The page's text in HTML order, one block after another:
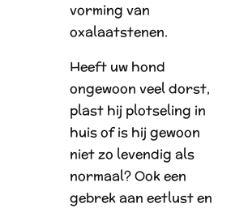
vorming van
oxalaatstenen.
Heeft uw hond
ongewoon veel dorst,
plast hij plotseling in
huis of is hij gewoon
niet zo levendig als
normaal? Ook een
gebrek aan eetlust en